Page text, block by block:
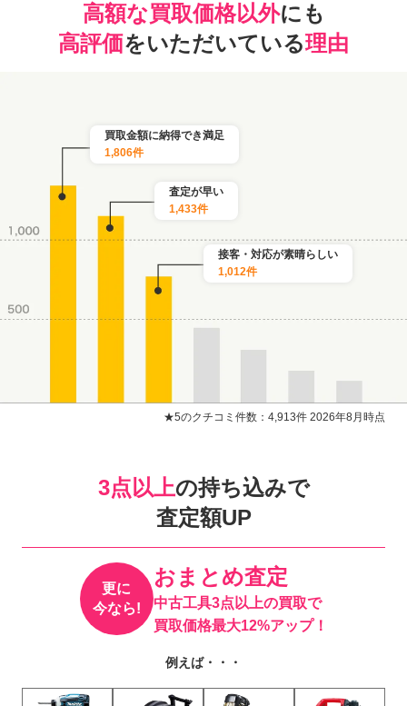
高額な買取価格以外にも
高評価をいただいている理由
買取金額に納得でき満足
1,806件
査定が早い
1,433件
接客・対応が素晴らしい
1,012件
★5のクチコミ件数：4,913件 2026年8月時点
3点以上の持ち込みで
査定額UP
更に
今なら!
おまとめ査定
中古工具3点以上の買取で
買取価格最大12%アップ！
例えば・・・